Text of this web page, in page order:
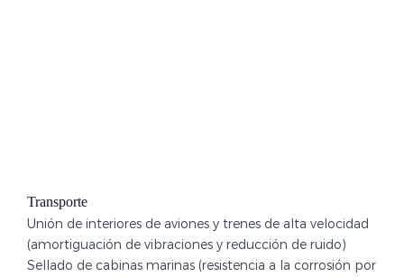
Transporte
Unión de interiores de aviones y trenes de alta velocidad
(amortiguación de vibraciones y reducción de ruido)
Sellado de cabinas marinas (resistencia a la corrosión por